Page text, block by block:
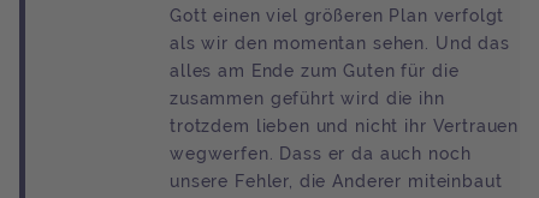
Gott einen viel größeren Plan verfolgt
als wir den momentan sehen. Und das
alles am Ende zum Guten für die
zusammen geführt wird die ihn
trotzdem lieben und nicht ihr Vertrauen
wegwerfen. Dass er da auch noch
unsere Fehler, die Anderer miteinbaut